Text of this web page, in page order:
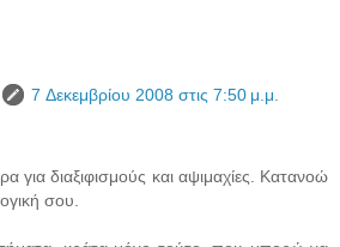
7 Δεκεμβρίου 2008 στις 7:50 μ.μ.
για διαξιφισμούς και αψιμαχίες. Κατανοώ
σου.